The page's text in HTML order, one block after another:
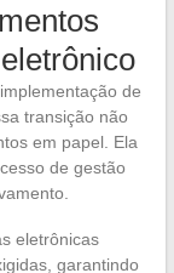
de
transição não
em papel. Ela
de gestão
eletrônicas
garantindo